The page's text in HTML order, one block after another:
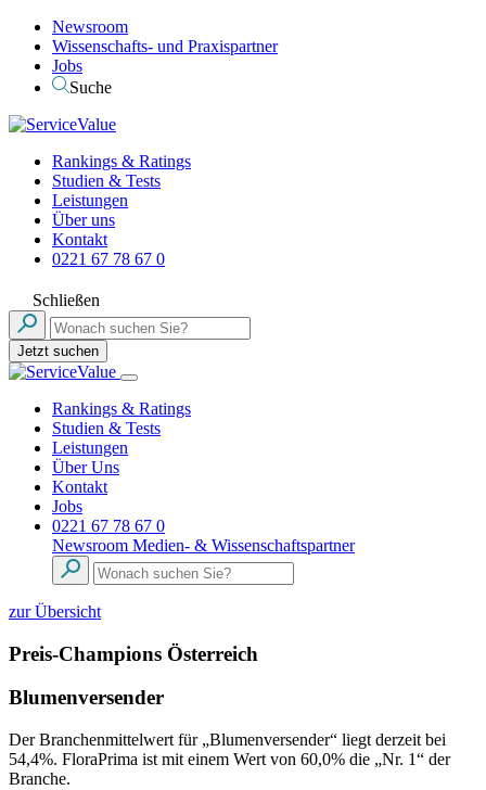
Newsroom
Wissenschafts- und Praxispartner
Jobs
Suche
Rankings & Ratings
Studien & Tests
Leistungen
Über uns
Kontakt
0221 67 78 67 0
Schließen
Jetzt suchen
Rankings & Ratings
Studien & Tests
Leistungen
Über Uns
Kontakt
Jobs
0221 67 78 67 0
Newsroom Medien- & Wissenschaftspartner
zur Übersicht
Preis-Champions Österreich
Blumenversender
Der Branchenmittelwert für „Blumenversender“ liegt derzeit bei
54,4%. FloraPrima ist mit einem Wert von 60,0% die „Nr. 1“ der
Branche.